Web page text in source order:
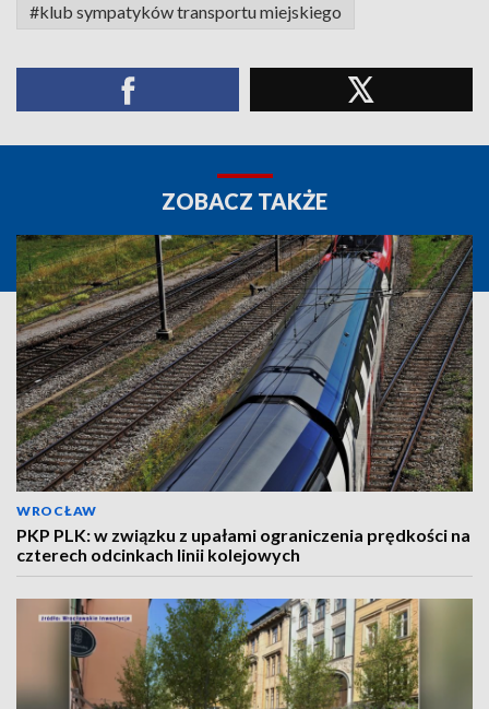
#klub sympatyków transportu miejskiego
ZOBACZ TAKŻE
WROCŁAW
PKP PLK: w związku z upałami ograniczenia prędkości na
czterech odcinkach linii kolejowych